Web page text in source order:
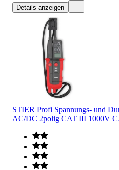
Details anzeigen
STIER Profi Spannungs- und
AC/DC 2polig CAT III 1000V